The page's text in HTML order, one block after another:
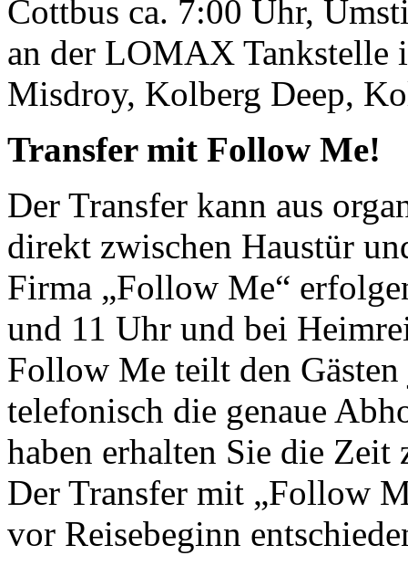
Cottbus ca. 7:00 Uhr,
an der LOMAX Tankstelle
Misdroy, Kolberg Deep,
Transfer mit Follow Me!
Der Transfer kann aus
direkt zwischen Haustür
Firma „Follow Me“
und 11 Uhr und bei
Follow Me teilt den
telefonisch die genaue
haben erhalten Sie die
Der Transfer mit „Follow
vor Reisebeginn